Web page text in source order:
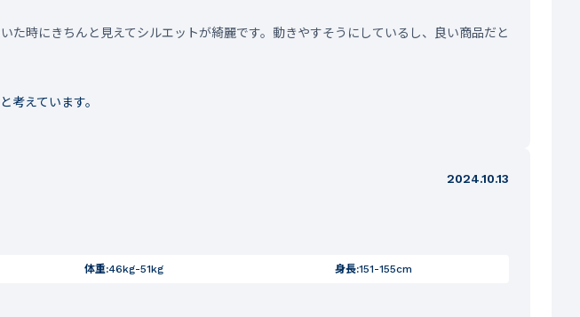
た時にきちんと見えてシルエットが綺麗です。動きやすそうにしているし、良い商品だと
考えています。
2024.10.13
体重:46kg-51kg 身長:151-155cm